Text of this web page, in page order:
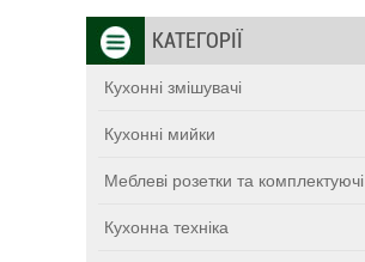
КАТЕГОРІЇ
Кухонні змішувачі
Кухонні мийки
Меблеві розетки та комплектуючі
Кухонна техніка